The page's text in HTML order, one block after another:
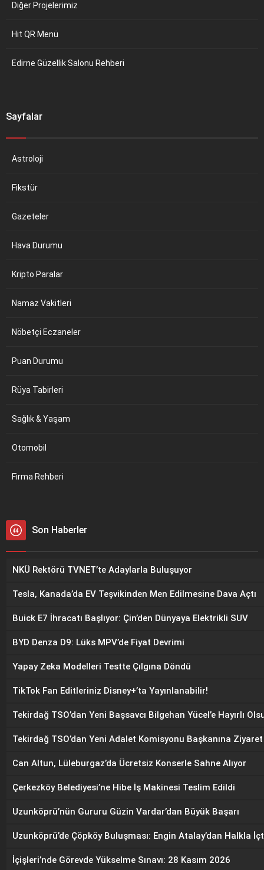
Diğer Projelerimiz
Hit QR Menü
Edirne Güzellik Salonu Rehberi
Sayfalar
Astroloji
Fikstür
Gazeteler
Hava Durumu
Kripto Paralar
Namaz Vakitleri
Nöbetçi Eczaneler
Puan Durumu
Rüya Tabirleri
Sağlık & Yaşam
Otomobil
Firma Rehberi
Son Haberler
NKÜ Rektörü TVNET’te Adaylarla Buluşuyor
Tesla, Kanada’da EV Teşvikinden Men Edilmesine Dava Açtı
Buick E7 İhracatı Başlıyor: Çin’den Dünyaya Elektrikli SUV
BYD Denza D9: Lüks MPV’de Fiyat Devrimi
Yapay Zeka Modelleri Testte Çılgına Döndü
TikTok Fan Editleriniz Disney+’ta Yayınlanabilir!
Tekirdağ TSO’dan Yeni Başsavcı Bilgehan Yücel’e Hayırlı
Tekirdağ TSO’dan Yeni Adalet Komisyonu Başkanına Ziyaret
Can Altun, Lüleburgaz’da Ücretsiz Konserle Sahne Alıyor
Çerkezköy Belediyesi’ne Hibe İş Makinesi Teslim Edildi
Uzunköprü’nün Gururu Güzin Vardar’dan Büyük Başarı
Uzunköprü’de Çöpköy Buluşması: Engin Atalay’dan Halkla
İçişleri’nde Görevde Yükselme Sınavı: 28 Kasım 2026